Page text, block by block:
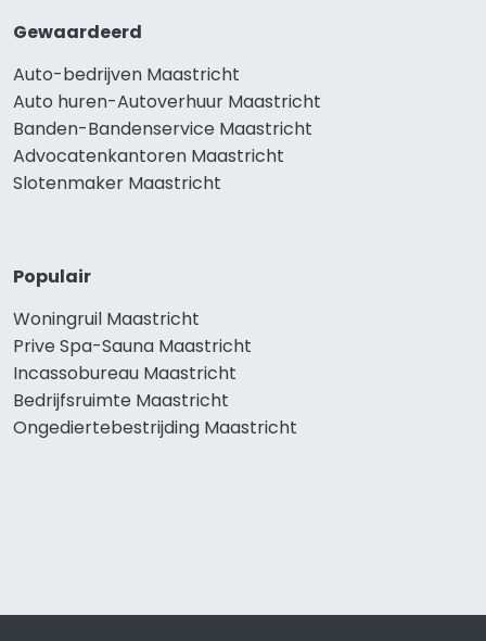
Gewaardeerd
Auto-bedrijven Maastricht
Auto huren-Autoverhuur Maastricht
Banden-Bandenservice Maastricht
Advocatenkantoren Maastricht
Slotenmaker Maastricht
Populair
Woningruil Maastricht
Prive Spa-Sauna Maastricht
Incassobureau Maastricht
Bedrijfsruimte Maastricht
Ongediertebestrijding Maastricht